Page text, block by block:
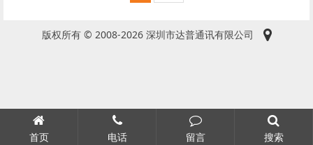
版权所有 © 2008-2026 深圳市达普通讯有限公司
首页 电话 留言 搜索